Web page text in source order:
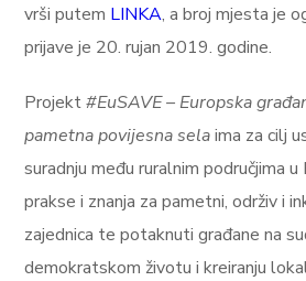
vrši putem LINKA, a broj mjesta je
prijave je 20. rujan 2019. godine.
Projekt#EuSAVE – Europska
pametna povijesna selaima za cilj
suradnju među ruralnim područjima
prakse i znanja za pametni, održiv i
zajednica te potaknuti građane na
demokratskom životu i kreiranju